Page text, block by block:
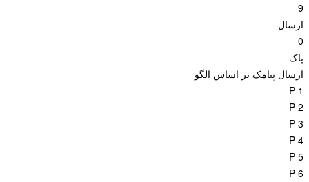
9
ارسال
0
پاک
ارسال پیامک بر اساس الگو
P 1
P 2
P 3
P 4
P 5
P 6